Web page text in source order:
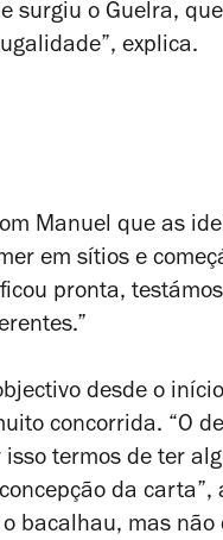
surgiu o Guelra,
explica.
Manuel que as
em sítios e
pronta,
desde o
concorrida. “O
termos de ter
da carta”,
bacalhau, mas